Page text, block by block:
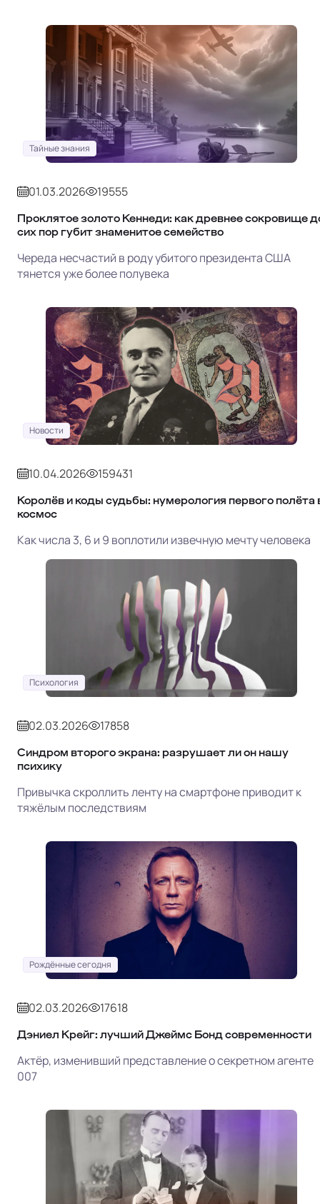
Тайные знания
01.03.2026 19555
Проклятое золото Кеннеди: как древнее сокровище
сих пор губит знаменитое семейство
Череда несчастий в роду убитого президента США
тянется уже более полувека
Новости
10.04.2026 159431
Королёв и коды судьбы: нумерология первого полёта
космос
Как числа 3, 6 и 9 воплотили извечную мечту человека
Психология
02.03.2026 17858
Синдром второго экрана: разрушает ли он нашу
психику
Привычка скроллить ленту на смартфоне приводит к
тяжёлым последствиям
Рождённые сегодня
02.03.2026 17618
Дэниел Крейг: лучший Джеймс Бонд современности
Актёр, изменивший представление о секретном агенте
007